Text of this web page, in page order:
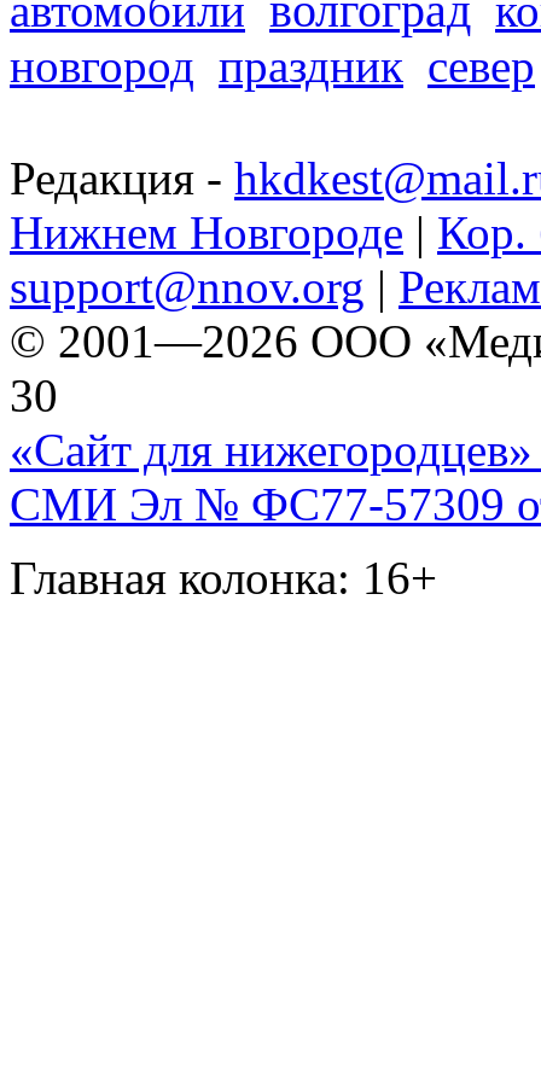
новгород праздник север
Редакция -
Нижнем Новгороде | Кор.
support@nnov.org |
© 2001—2026 ООО
30
«Сайт для нижегородцев»
СМИ Эл № ФС77-57309
Главная колонка: 16+